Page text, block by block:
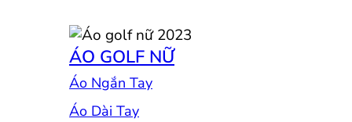
ÁO GOLF NỮ
Áo Ngắn Tay
Áo Dài Tay